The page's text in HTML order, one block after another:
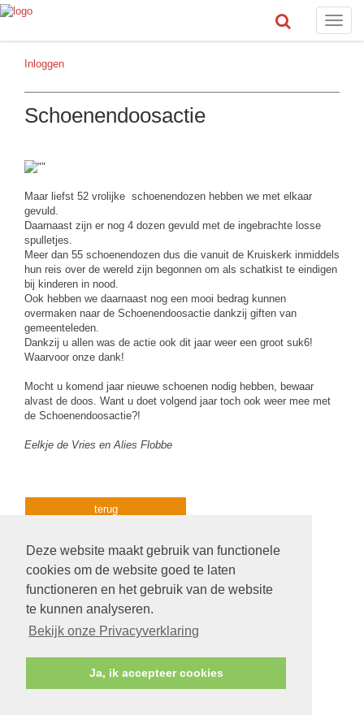
Deze website maakt gebruik van functionele
cookies om de website goed te laten
functioneren en het gebruik van de website
te kunnen analyseren.
Bekijk onze Privacyverklaring
Ja, ik accepteer cookies
Toggle
Inloggen
Schoenendoosactie
Maar liefst 52 vrolijke schoenendozen hebben we met elkaar
gevuld.
Daarnaast zijn er nog 4 dozen gevuld met de ingebrachte losse
spulletjes.
Meer dan 55 schoenendozen dus die vanuit de Kruiskerk inmiddels
hun reis over de wereld zijn begonnen om als schatkist te eindigen
bij kinderen in nood.
Ook hebben we daarnaast nog een mooi bedrag kunnen
overmaken naar de Schoenendoosactie dankzij giften van
gemeenteleden.
Dankzij u allen was de actie ook dit jaar weer een groot suk6!
Waarvoor onze dank!
Mocht u komend jaar nieuwe schoenen nodig hebben, bewaar
alvast de doos. Want u doet volgend jaar toch ook weer mee met
de Schoenendoosactie?!
Eelkje de Vries en Alies Flobbe
terug